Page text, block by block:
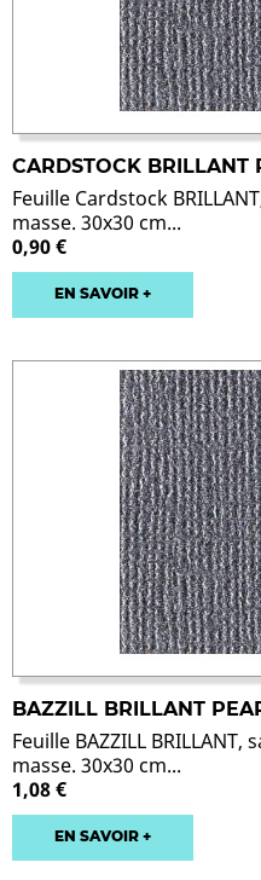
CARDSTOCK BRILLANT
Feuille Cardstock
masse. 30x30 cm...
0,90 €
EN SAVOIR +
BAZZILL BRILLANT
Feuille BAZZILL
masse. 30x30 cm...
1,08 €
EN SAVOIR +